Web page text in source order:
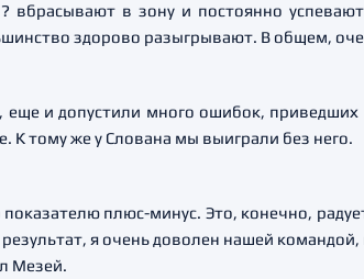
вбрасывают в зону и постоянно
здорово разыгрывают. В общем,
еще и допустили много ошибок,
К тому же у Слована мы выиграли без него.
показателю плюс-минус. Это, конечно,
я очень доволен нашей
Мезей.